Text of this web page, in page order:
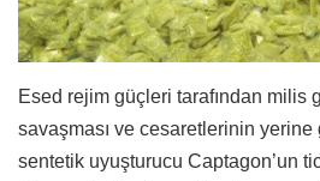
Esed rejim güçleri tarafından milis
savaşması ve cesaretlerinin
sentetik uyuşturucu Captagon’un